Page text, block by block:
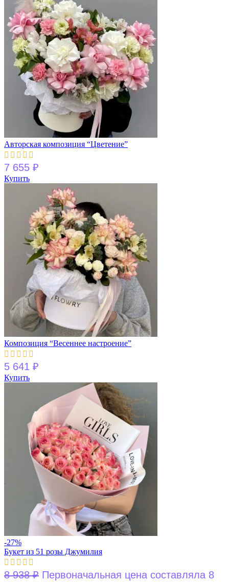
Авторская композиция “Цветение”
7 655 ₽
Купить
Композиция “Весеннее настроение”
5 641 ₽
Купить
-27%
Букет из 51 розы Джумилия
8 938₽ Первоначальная цена составляла 8